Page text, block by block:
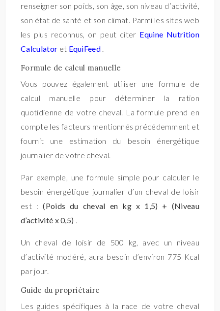
renseigner son poids, son âge, son niveau d’activité,
son état de santé et son climat. Parmi les sites web
les plus reconnus, on peut citer Equine Nutrition
Calculator et EquiFeed .
Formule de calcul manuelle
Vous pouvez également utiliser une formule de
calcul manuelle pour déterminer la ration
quotidienne de votre cheval. La formule prend en
compte les facteurs mentionnés précédemment et
fournit une estimation du besoin énergétique
journalier de votre cheval.
Par exemple, une formule simple pour calculer le
besoin énergétique journalier d’un cheval de loisir
est :(Poids du cheval en kg x 1,5) + (Niveau
d’activité x 0,5) .
Un cheval de loisir de 500 kg, avec un niveau
d’activité modéré, aura besoin d’environ 775 Kcal
par jour.
Guide du propriétaire
Les guides spécifiques à la race de votre cheval